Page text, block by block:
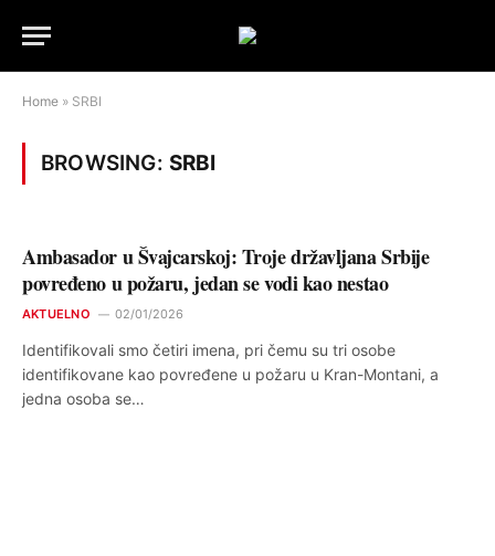
Home » SRBI
BROWSING: SRBI
Ambasador u Švajcarskoj: Troje državljana Srbije
povređeno u požaru, jedan se vodi kao nestao
AKTUELNO 02/01/2026
Identifikovali smo četiri imena, pri čemu su tri osobe
identifikovane kao povređene u požaru u Kran-Montani, a
jedna osoba se…